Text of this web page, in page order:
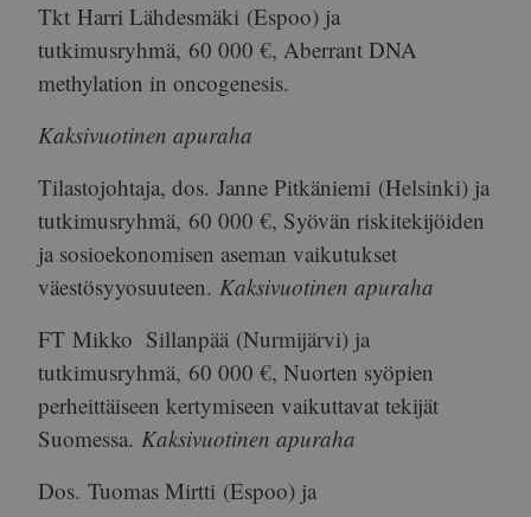
Tkt Harri Lähdesmäki (Espoo) ja
tutkimusryhmä, 60 000 €, Aberrant DNA
methylation in oncogenesis.
Kaksivuotinen apuraha
Tilastojohtaja, dos. Janne Pitkäniemi (Helsinki) ja
tutkimusryhmä, 60 000 €, Syövän riskitekijöiden
ja sosioekonomisen aseman vaikutukset
väestösyyosuuteen. Kaksivuotinen apuraha
FT Mikko Sillanpää (Nurmijärvi) ja
tutkimusryhmä, 60 000 €, Nuorten syöpien
perheittäiseen kertymiseen vaikuttavat tekijät
Suomessa. Kaksivuotinen apuraha
Dos. Tuomas Mirtti (Espoo) ja